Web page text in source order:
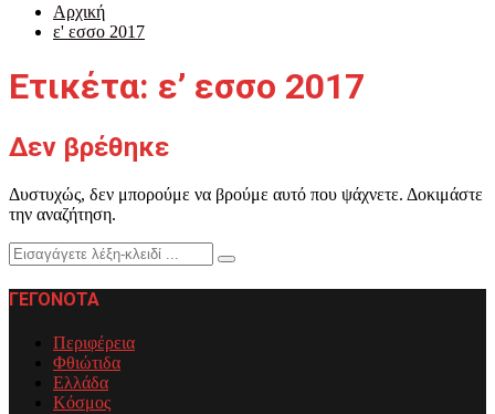
Αρχική
ε' εσσο 2017
Ετικέτα: ε’ εσσο 2017
Δεν βρέθηκε
Δυστυχώς, δεν μπορούμε να βρούμε αυτό που ψάχνετε. Δοκιμάστε
την αναζήτηση.
Search
for:
Search
ΓΕΓΟΝΟΤΑ
Περιφέρεια
Φθιώτιδα
Ελλάδα
Κόσμος